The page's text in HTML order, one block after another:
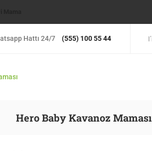
Hattı 24/7 (555) 100 55 44
Hero Baby Kavanoz Maması